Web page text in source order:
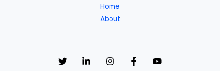
Home
About